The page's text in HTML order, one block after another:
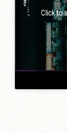
Click to